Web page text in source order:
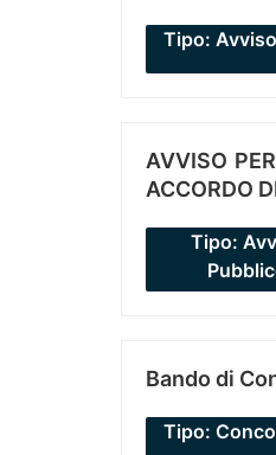
Tipo:
AVVISO
ACCORDO
Tipo:
Bando di
Tipo: